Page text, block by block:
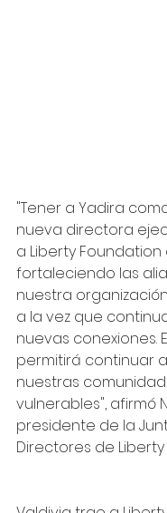
"Tener a Yadira
nueva directora
a Liberty Foundation
fortaleciendo las
nuestra
a la vez que
nuevas conexiones.
permitirá continuar
nuestras
vulnerables", afirmó
presidente de la
Directores de